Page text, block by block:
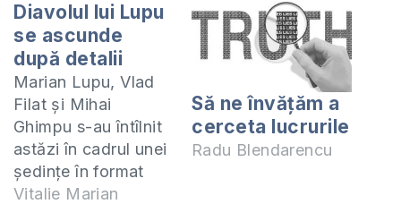
Diavolul lui Lupu
se ascunde
după detalii
Marian Lupu, Vlad
Filat şi Mihai
Ghimpu s-au întîlnit
astăzi în cadrul unei
şedinţe în format
trilateral, pentru a
Vitalie Marian
Să ne învățăm a
cerceta lucrurile
Radu Blendarencu